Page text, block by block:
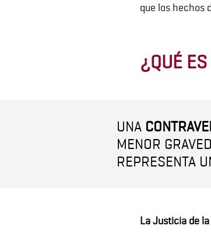
que los hechos
¿QUÉ
UNA
MENOR
REPRESENTA
La Justicia de